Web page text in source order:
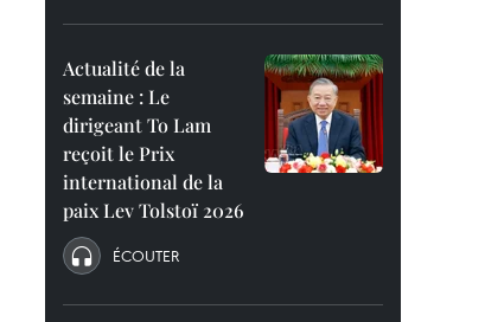
Actualité de la
semaine : Le
dirigeant To Lam
reçoit le Prix
international de la
paix Lev Tolstoï 2026
ÉCOUTER